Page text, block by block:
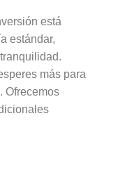
está
estándar,
más para
Ofrecemos